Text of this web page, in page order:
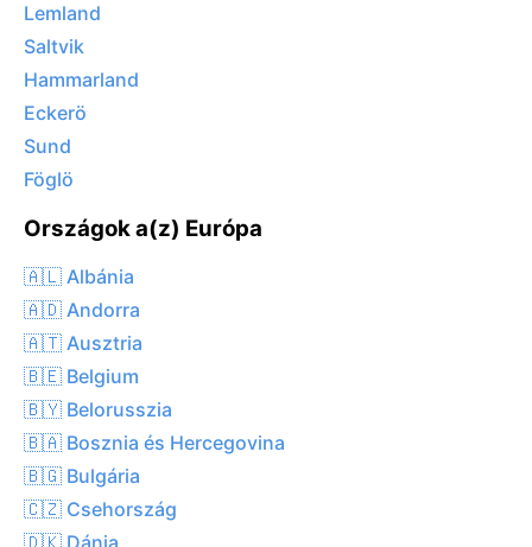
Lemland
Saltvik
Hammarland
Eckerö
Sund
Föglö
Országok a(z) Európa
🇦🇱 Albánia
🇦🇩 Andorra
🇦🇹 Ausztria
🇧🇪 Belgium
🇧🇾 Belorusszia
🇧🇦 Bosznia és Hercegovina
🇧🇬 Bulgária
🇨🇿 Csehország
🇩🇰 Dánia